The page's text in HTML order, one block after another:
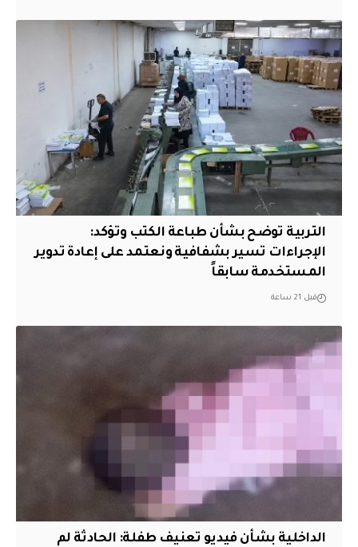
التربية توضح بشأن طباعة الكتب وتؤكد:
الإجراءات تسير بشفافية ونعتمد على إعادة تدوير
المستخدمة سابقاً
قبل 21 ساعة
الداخلية بشأن فيديو تعنيف طفلة: الحادثة لم